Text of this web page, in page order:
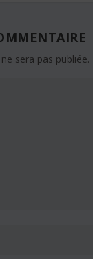
sera pas publiée.